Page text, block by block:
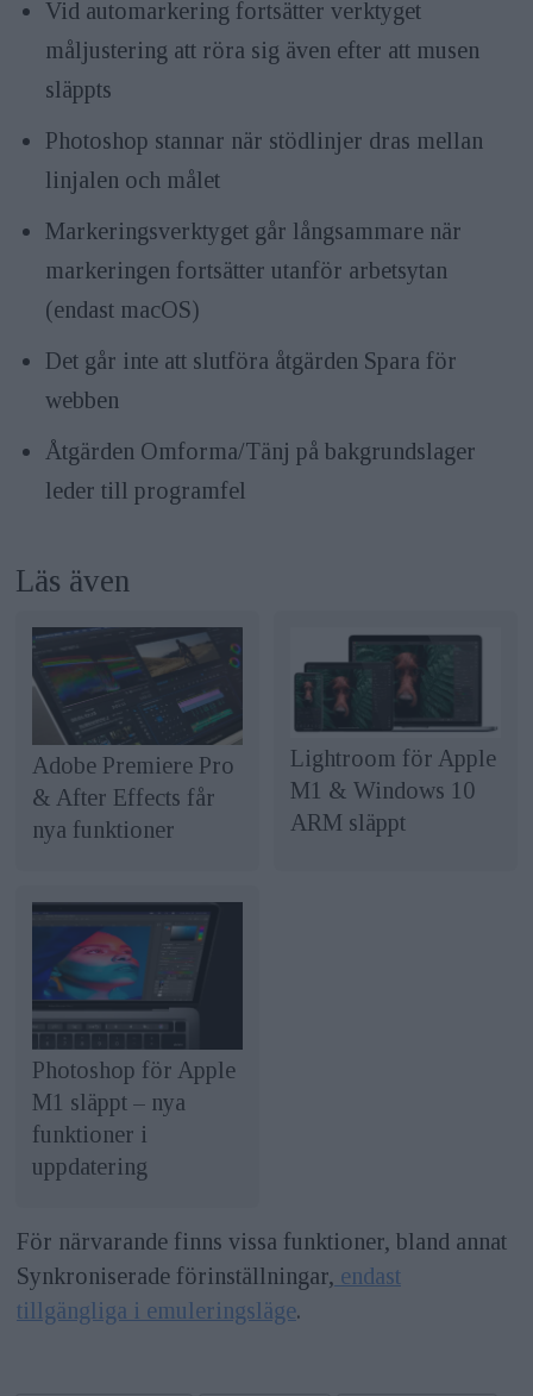
Vid automarkering fortsätter verktyget
måljustering att röra sig även efter att musen
släppts
Photoshop stannar när stödlinjer dras mellan
linjalen och målet
Markeringsverktyget går långsammare när
markeringen fortsätter utanför arbetsytan
(endast macOS)
Det går inte att slutföra åtgärden Spara för
webben
Åtgärden Omforma/Tänj på bakgrundslager
leder till programfel
Läs även
Adobe Premiere Pro
& After Effects får
nya funktioner
Lightroom för Apple
M1 & Windows 10
ARM släppt
Photoshop för Apple
M1 släppt – nya
funktioner i
uppdatering
För närvarande finns vissa funktioner, bland annat
Synkroniserade förinställningar, endast
tillgängliga i emuleringsläge.